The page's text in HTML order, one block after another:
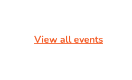
View all events